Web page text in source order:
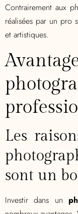
Contrairement aux
réalisées par un pro
et artistiques.
Les
sont un
Investir dans un